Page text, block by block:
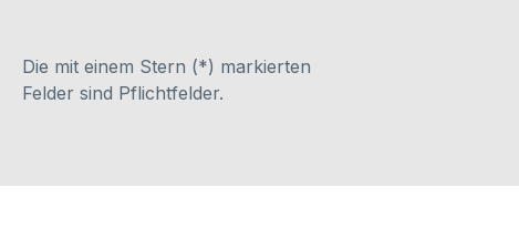
Die mit einem Stern (*) markierten
Felder sind Pflichtfelder.